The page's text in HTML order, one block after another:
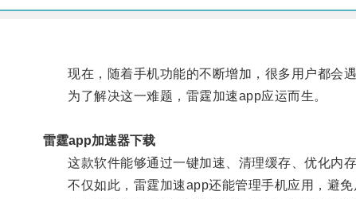
现在，随着手机功能的不断增加，很多用户都会遇
为了解决这一难题，雷霆加速app应运而生。
雷霆app加速器下载
这款软件能够通过一键加速、清理缓存、优化内存
不仅如此，雷霆加速app还能管理手机应用，避免